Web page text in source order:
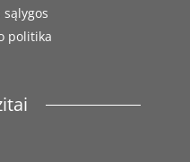
sąlygos
politika